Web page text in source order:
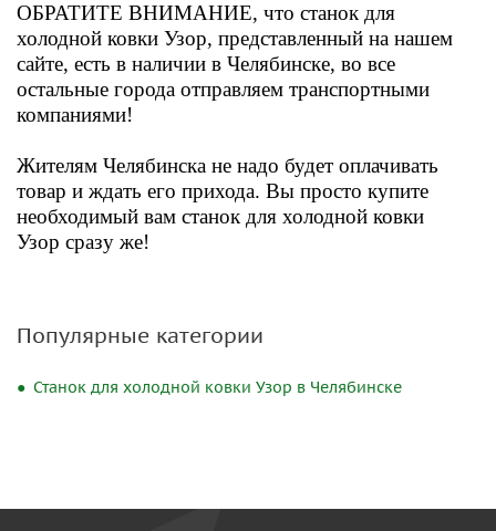
ОБРАТИТЕ ВНИМАНИЕ, что станок для
холодной ковки Узор, представленный на нашем
сайте, есть в наличии в Челябинске, во все
остальные города отправляем транспортными
компаниями!
Жителям Челябинска не надо будет оплачивать
товар и ждать его прихода. Вы просто купите
необходимый вам станок для холодной ковки
Узор сразу же!
Популярные категории
Станок для холодной ковки Узор в Челябинске